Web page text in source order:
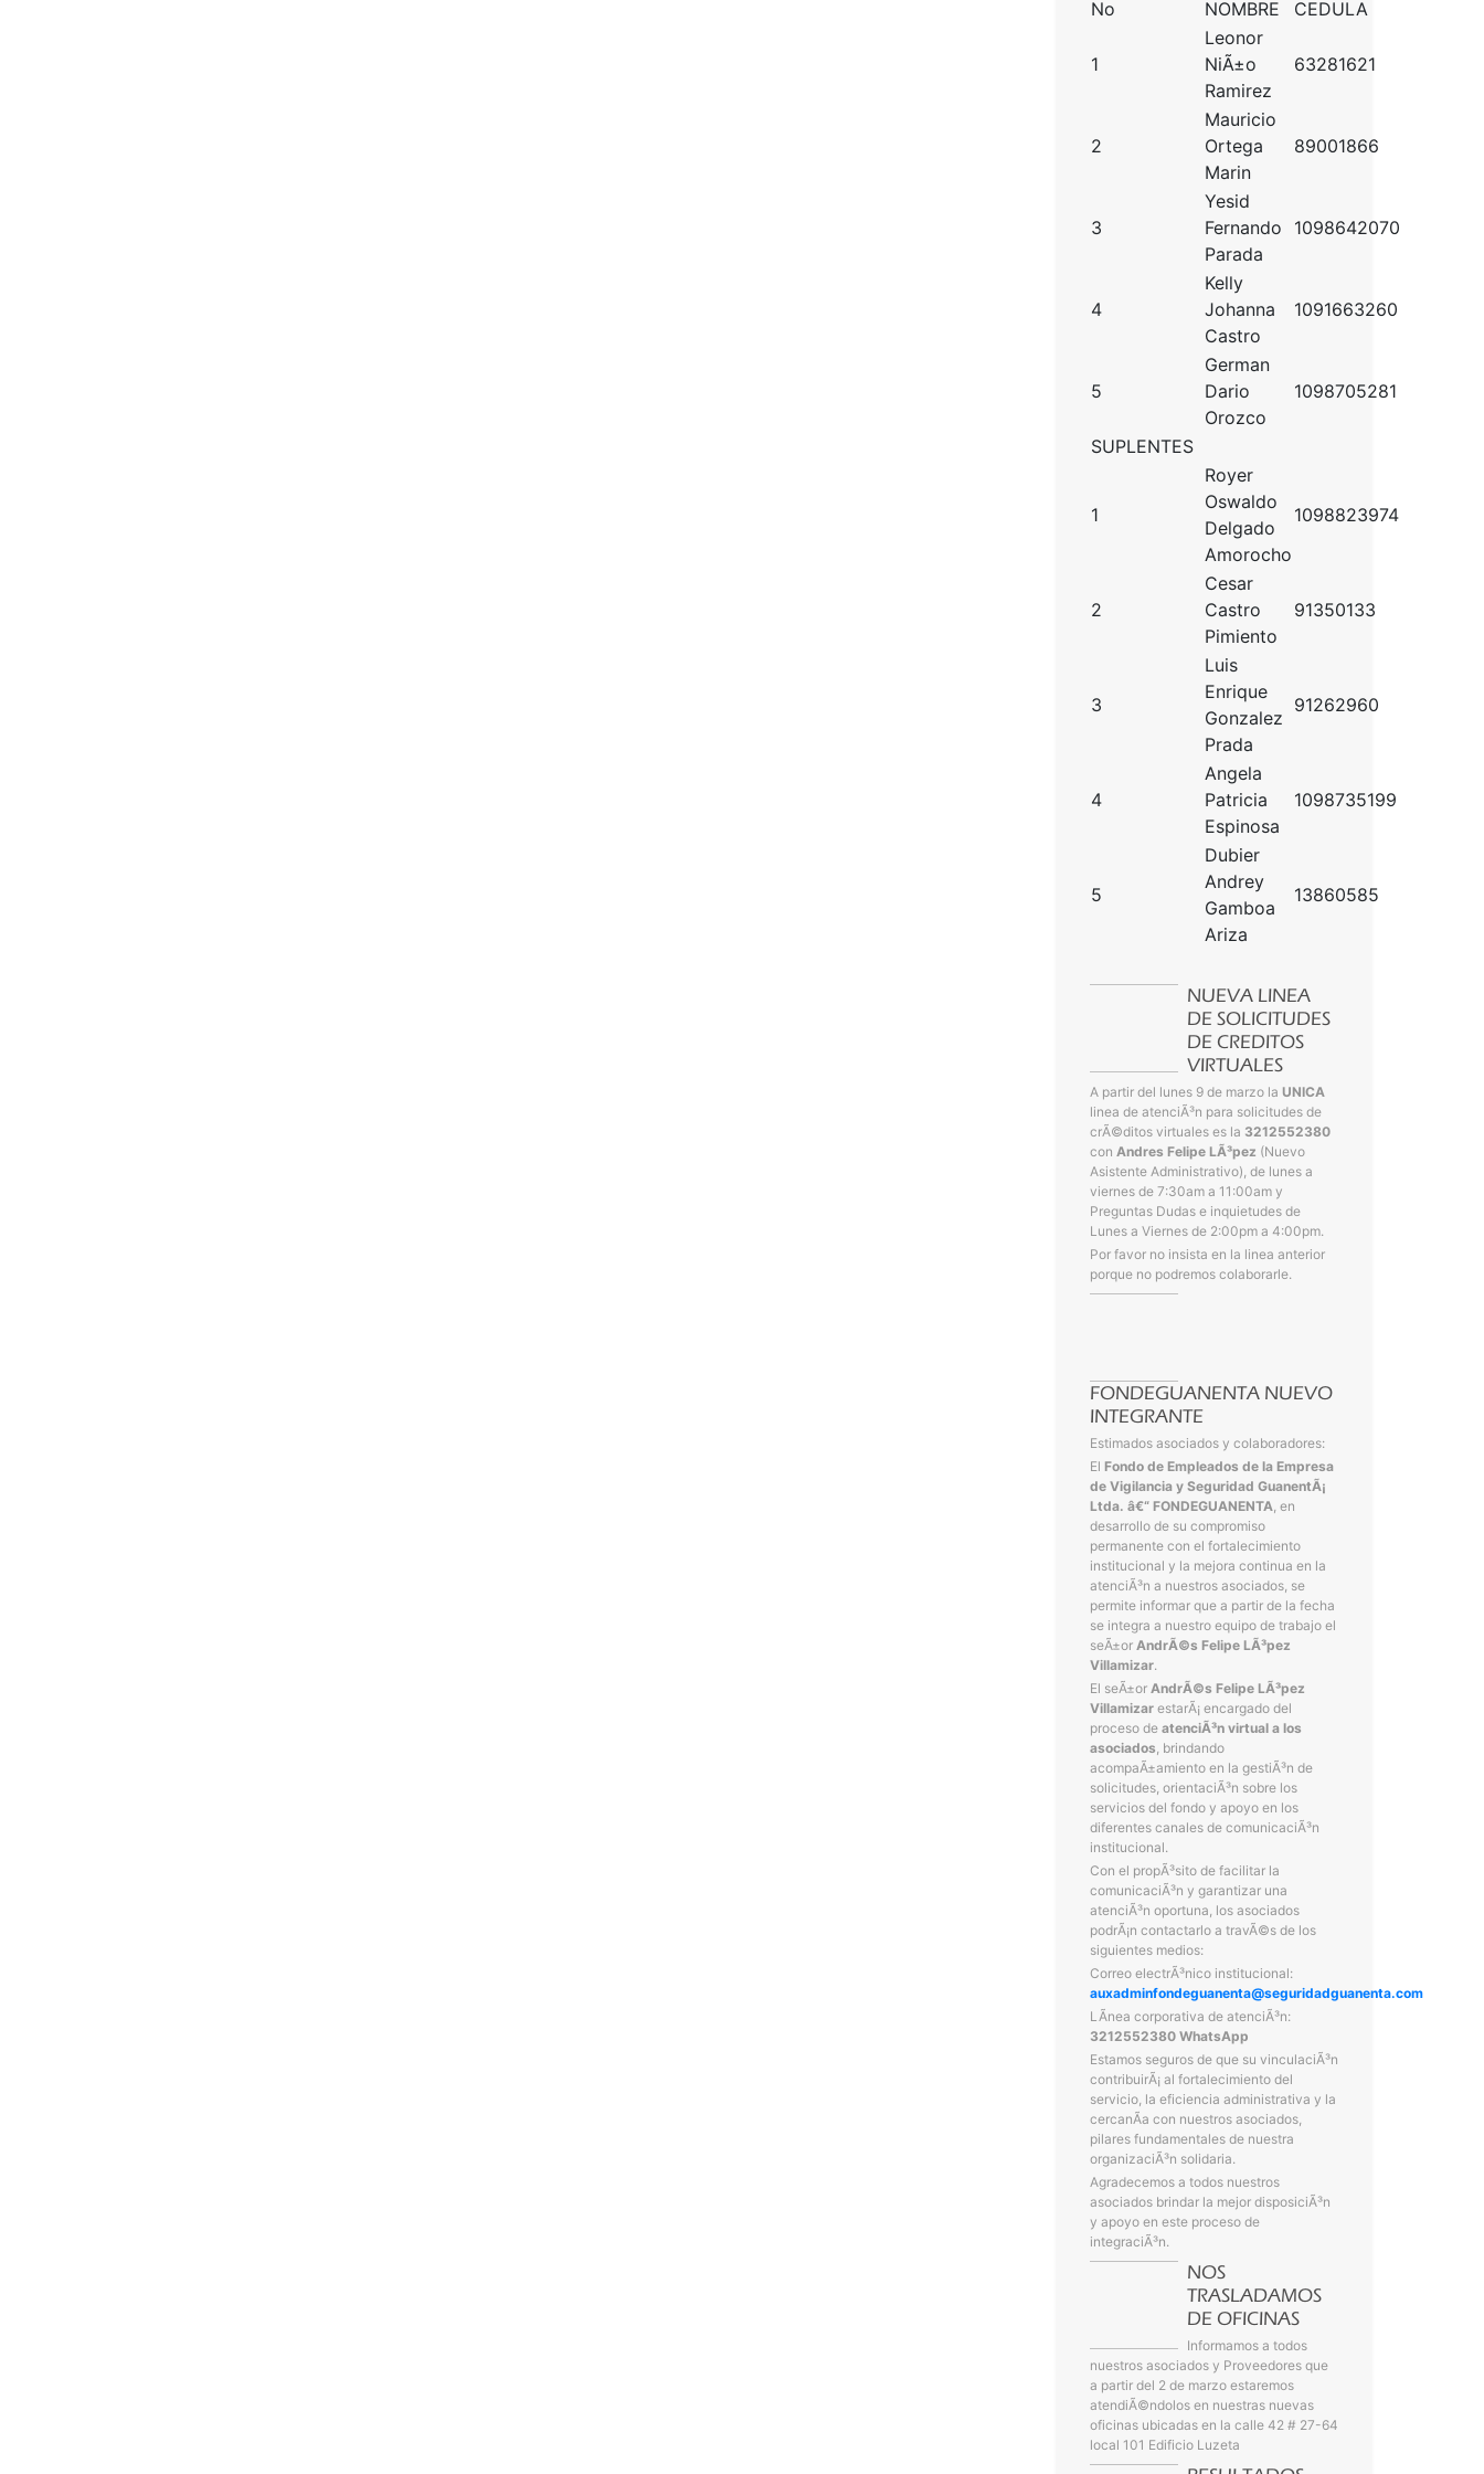
No
NOMBRE CEDULA
1
Leonor
NiÃ±o
Ramirez
63281621
2
Mauricio
Ortega
Marin
89001866
3
Yesid
Fernando
Parada
1098642070
4
Kelly
Johanna
Castro
1091663260
5
German
Dario
Orozco
1098705281
SUPLENTES
1
Royer
Oswaldo
Delgado
Amorocho
1098823974
2
Cesar
Castro
Pimiento
91350133
3
Luis
Enrique
Gonzalez
Prada
91262960
4
Angela
Patricia
Espinosa
1098735199
5
Dubier
Andrey
Gamboa
Ariza
13860585
NUEVA LINEA
DE SOLICITUDES
DE CREDITOS
VIRTUALES
A partir del lunes 9 de marzo la UNICA
linea de atenciÃ³n para solicitudes de
crÃ©ditos virtuales es la 3212552380
con Andres Felipe LÃ³pez (Nuevo
Asistente Administrativo), de lunes a
viernes de 7:30am a 11:00am y
Preguntas Dudas e inquietudes de
Lunes a Viernes de 2:00pm a 4:00pm.
Por favor no insista en la linea anterior
porque no podremos colaborarle.
FONDEGUANENTA NUEVO
INTEGRANTE
Estimados asociados y colaboradores:
El Fondo de Empleados de la Empresa
de Vigilancia y Seguridad GuanentÃ¡
Ltda. â€“ FONDEGUANENTA, en
desarrollo de su compromiso
permanente con el fortalecimiento
institucional y la mejora continua en la
atenciÃ³n a nuestros asociados, se
permite informar que a partir de la fecha
se integra a nuestro equipo de trabajo el
seÃ±or AndrÃ©s Felipe LÃ³pez
Villamizar.
El seÃ±or AndrÃ©s Felipe LÃ³pez
Villamizar estarÃ¡ encargado del
proceso de atenciÃ³n virtual a los
asociados, brindando
acompaÃ±amiento en la gestiÃ³n de
solicitudes, orientaciÃ³n sobre los
servicios del fondo y apoyo en los
diferentes canales de comunicaciÃ³n
institucional.
Con el propÃ³sito de facilitar la
comunicaciÃ³n y garantizar una
atenciÃ³n oportuna, los asociados
podrÃ¡n contactarlo a travÃ©s de los
siguientes medios:
Correo electrÃ³nico institucional:
auxadminfondeguanenta@seguridadguanenta.com
LÃ­nea corporativa de atenciÃ³n:
3212552380 WhatsApp
Estamos seguros de que su vinculaciÃ³n
contribuirÃ¡ al fortalecimiento del
servicio, la eficiencia administrativa y la
cercanÃ­a con nuestros asociados,
pilares fundamentales de nuestra
organizaciÃ³n solidaria.
Agradecemos a todos nuestros
asociados brindar la mejor disposiciÃ³n
y apoyo en este proceso de
integraciÃ³n.
NOS
TRASLADAMOS
DE OFICINAS
Informamos a todos
nuestros asociados y Proveedores que
a partir del 2 de marzo estaremos
atendiÃ©ndolos en nuestras nuevas
oficinas ubicadas en la calle 42 # 27-64
local 101 Edificio Luzeta